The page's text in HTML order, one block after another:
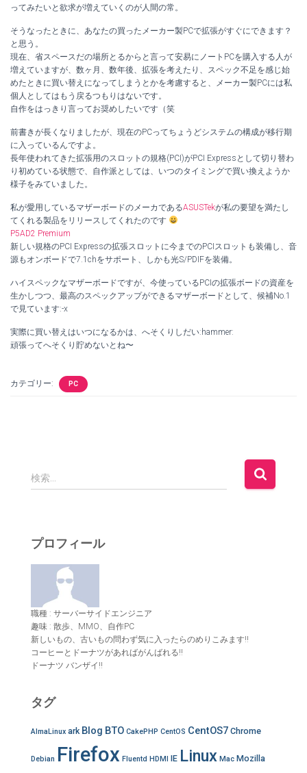
ってみたいと欲求が増えていくのが人間の常。
そうなったときに、あなたの買ったメーカー製PCで拡張がすぐにできます？
と思う。
現在、省スペースだの場所とるからと言って安易にノートPCを購入する人が
増えていますが、数ヶ月、数年後、拡張を考えたり、スペック不足を感じ始
めたときに買い替えになってしまうとかを考慮すると、メーカー製PCには私
個人としてはもう戻るつもりはないです。
自作をはっきり言ってお奨めしたいです（笑
前書きが長くなりましたが、現在のPCってちょうどシステムの構成が移行期
に入っているんですよ。
長年使われてきた拡張用のスロットの規格(PCI)がPCI Expressとして切り替わ
り初めている状態で、自作派としては、いつのタイミングで買い換えようか
様子をみていました。
私が愛用しているマザーボードのメーカであるASUSTekが私の要望を満たし
てくれる製品をリリースしてくれたのです
P5AD2 Premium
新しい規格のPCI Expressの拡張スロットに今までのPCIスロットも装備し、音
源もオンボードで7.1chをサポート、しかも光S/PDIFを装備。
ハイスペックなマザーボードですが、今使っているPCIの拡張ボードの資産を
生かしつつ、最高のスペックアップができるマザーボードとして、候補No.1
で見ています:-x
実際に買い替えはいつになるかは、へそくりしだい:hammer:
頑張ってへそくり貯めないとね〜
カテゴリー: PC
検
索
検索…
プロフィール
職種 : サーバーサイドエンジニア
趣味 : 散歩、MMO、自作PC
新しいもの、古いもの問わず気に入ったらのめりこみます!!
コーヒーとドーナツがあればがんばれる!!
ドーナツ バンザイ!!
タグ
AlmaLinux ark Blog BTO CakePHP CentOS CentOS7 Chrome
Debian Firefox Fluentd HDMI IE Linux Mac Mozilla